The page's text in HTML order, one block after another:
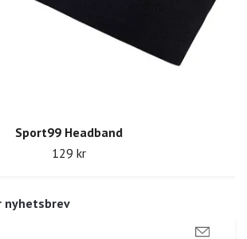
nyhetsbrev
Sport99 Headband
129 kr